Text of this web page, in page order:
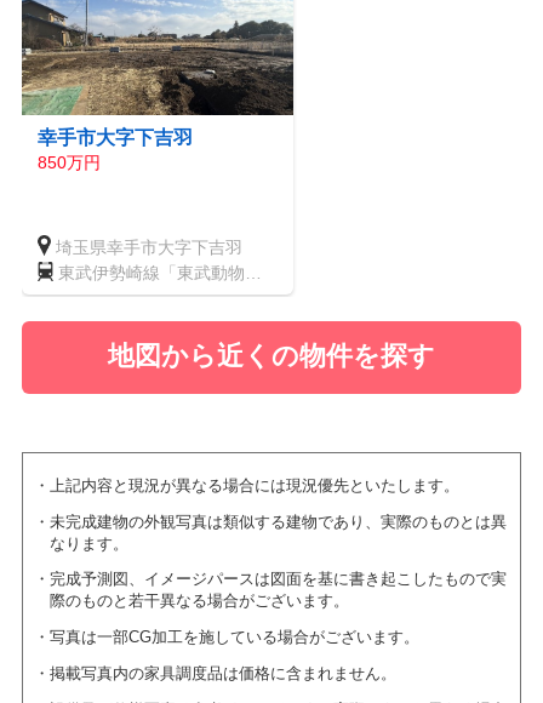
幸手市大字下吉羽
850万円
埼玉県幸手市大字下吉羽
東武伊勢崎線「東武動物公
園」駅
地図から近くの物件を探す
上記内容と現況が異なる場合には現況優先といたします。
未完成建物の外観写真は類似する建物であり、実際のものとは異
なります。
完成予測図、イメージパースは図面を基に書き起こしたもので実
際のものと若干異なる場合がございます。
写真は一部CG加工を施している場合がございます。
掲載写真内の家具調度品は価格に含まれません。